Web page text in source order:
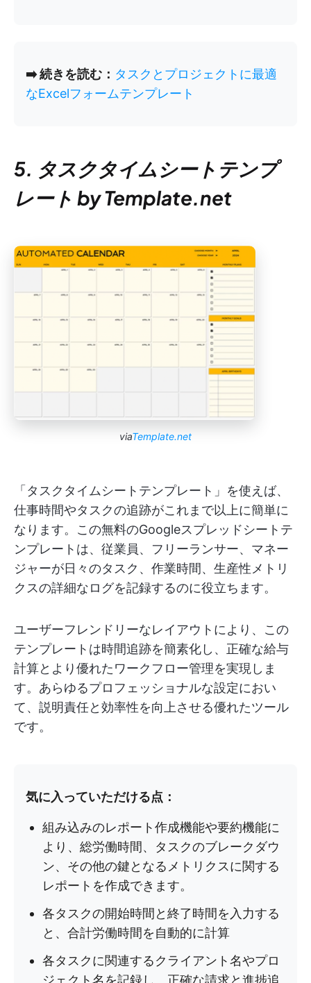
➡️ 続きを読む： タスクとプロジェクトに最適
なExcelフォームテンプレート
5. タスクタイムシートテンプ
レート by Template.net
viaTemplate.net
「タスクタイムシートテンプレート」を使えば、
仕事時間やタスクの追跡がこれまで以上に簡単に
なります。この無料のGoogleスプレッドシートテ
ンプレートは、従業員、フリーランサー、マネー
ジャーが日々のタスク、作業時間、生産性メトリ
クスの詳細なログを記録するのに役立ちます。
ユーザーフレンドリーなレイアウトにより、この
テンプレートは時間追跡を簡素化し、正確な給与
計算とより優れたワークフロー管理を実現しま
す。あらゆるプロフェッショナルな設定におい
て、説明責任と効率性を向上させる優れたツール
です。
気に入っていただける点：
組み込みのレポート作成機能や要約機能に
より、総労働時間、タスクのブレークダウ
ン、その他の鍵となるメトリクスに関する
レポートを作成できます。
各タスクの開始時間と終了時間を入力する
と、合計労働時間を自動的に計算
各タスクに関連するクライアント名やプロ